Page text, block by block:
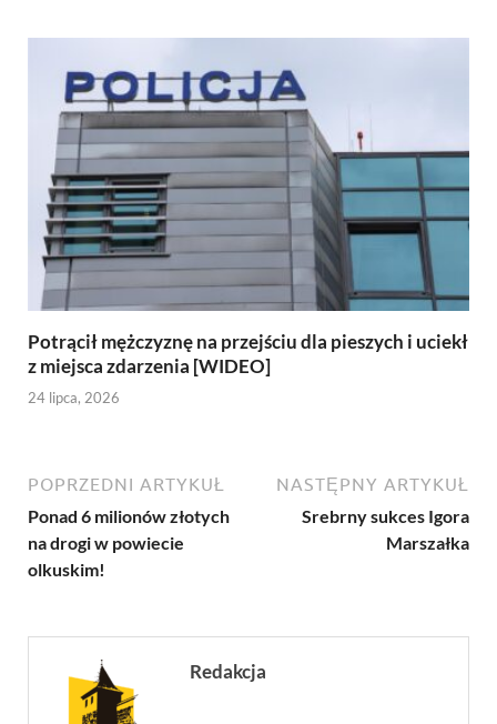
Potrącił mężczyznę na przejściu dla pieszych i uciekł
z miejsca zdarzenia [WIDEO]
24 lipca, 2026
POPRZEDNI ARTYKUŁ
Ponad 6 milionów złotych
na drogi w powiecie
olkuskim!
NASTĘPNY ARTYKUŁ
Srebrny sukces Igora
Marszałka
Redakcja